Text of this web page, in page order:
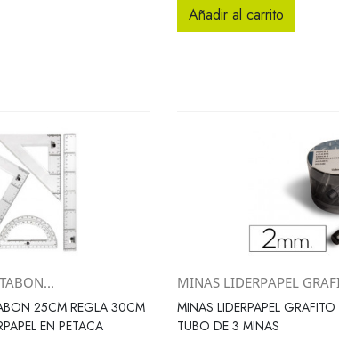
Añadir al carrito
rápida25CM REGLA 30CM
EN PETACA
 Vista
MINAS LIDERPAPEL
MINAS LIDERPAPEL
TUBO DE 3 MINAS